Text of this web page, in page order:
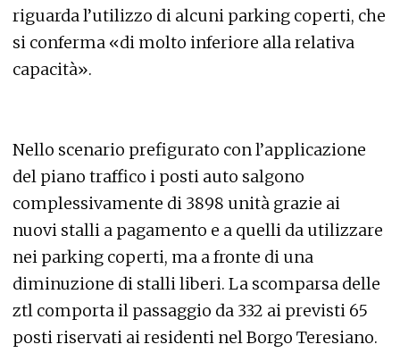
riguarda l’utilizzo di alcuni parking coperti, che
si conferma «di molto inferiore alla relativa
capacità».
Nello scenario prefigurato con l’applicazione
del piano traffico i posti auto salgono
complessivamente di 3898 unità grazie ai
nuovi stalli a pagamento e a quelli da utilizzare
nei parking coperti, ma a fronte di una
diminuzione di stalli liberi. La scomparsa delle
ztl comporta il passaggio da 332 ai previsti 65
posti riservati ai residenti nel Borgo Teresiano.